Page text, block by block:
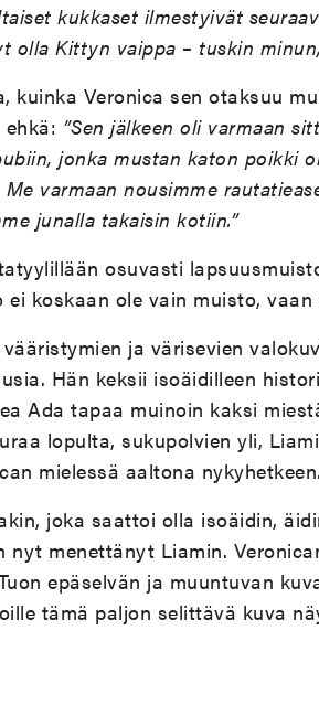
kukkaset ilmestyivät
olla Kittyn vaippa – tuskin
kuinka Veronica sen otaksuu
”Sen jälkeen oli varmaan
jonka mustan katon poikki
varmaan nousimme
junalla takaisin kotiin.”
osuvasti
ei koskaan ole vain muisto,
ja värisevien
Hän keksii isoäidilleen
Ada tapaa muinoin kaksi
lopulta, sukupolvien yli,
mielessä aaltona nykyhetkeen.
joka saattoi olla isoäidin,
nyt menettänyt Liamin.
epäselvän ja muuntuvan
tämä paljon selittävä kuva